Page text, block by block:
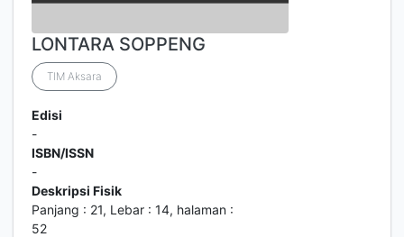
LONTARA SOPPENG
TIM Aksara
Edisi
-
ISBN/ISSN
-
Deskripsi Fisik
Panjang : 21, Lebar : 14, halaman :
52